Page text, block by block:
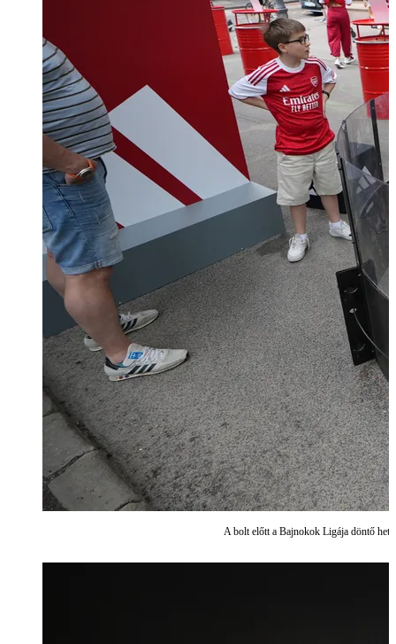
A bolt előtt a Bajnokok Ligája döntő